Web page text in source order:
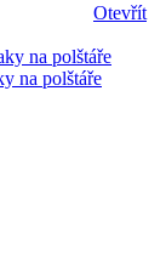
Otevřít
na polštáře
na polštáře